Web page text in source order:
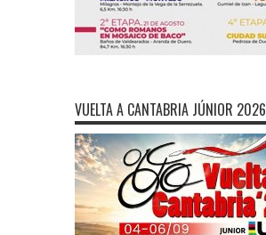
VUELTA A CANTABRIA JÚNIOR 2026